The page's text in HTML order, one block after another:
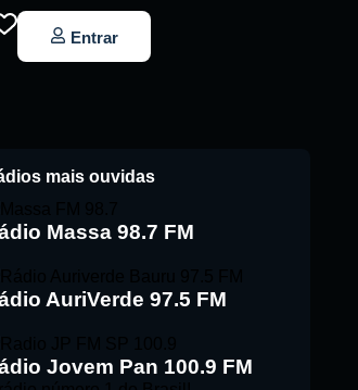
Entrar
mais ouvidas
Massa 98.7 FM
AuriVerde 97.5 FM
Jovem Pan 100.9 FM